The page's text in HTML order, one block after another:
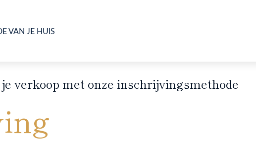
VAN JE HUIS
verkoop met onze inschrijvingsmethode